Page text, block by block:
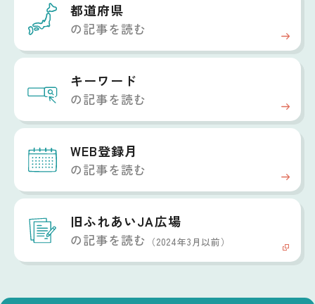
都道府県
の記事を読む
キーワード
の記事を読む
WEB登録月
の記事を読む
旧ふれあいJA広場
の記事を読む （2024年3月以前）